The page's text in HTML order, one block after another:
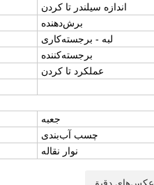
اندازه سیلندر تا کردن
برش‌دهنده
لبه - برجسته‌کاری
برجسته‌کننده
عملکرد تا کردن
جعبه
چسب آب‌بندی
نوار نقاله
عکس‌های دقیق